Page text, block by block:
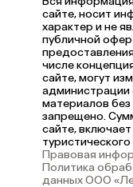
сайте, носит
характер и не
публичной
числе
сайте, могут
администрации
материалов без
запрещено.
сайте,
Правовая
Политика
данных ООО